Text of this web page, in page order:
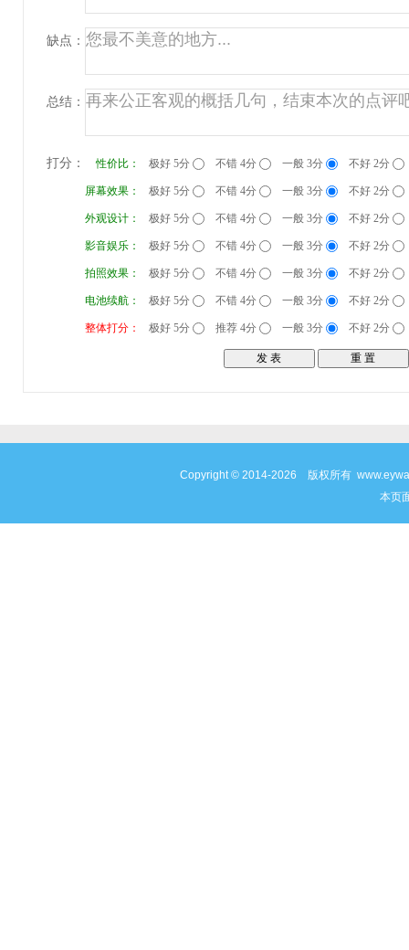
缺点：
总结：
打分： 性价比： 极好 5分 不错 4分 一般 3分 不好 2分
屏幕效果： 极好 5分 不错 4分 一般 3分 不好 2分
外观设计： 极好 5分 不错 4分 一般 3分 不好 2分
影音娱乐： 极好 5分 不错 4分 一般 3分 不好 2分
拍照效果： 极好 5分 不错 4分 一般 3分 不好 2分
电池续航： 极好 5分 不错 4分 一般 3分 不好 2分
整体打分： 极好 5分 推荐 4分 一般 3分 不好 2分
Copyright © 2014-2026 版权所有
本页